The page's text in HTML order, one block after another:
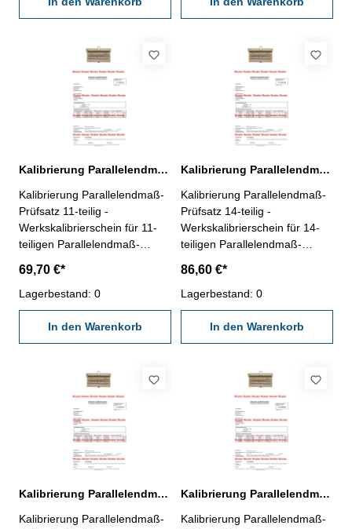
nach angegebenen
VDI/VDE/DGQ 2618 oder
Werksnormen
Kalibrierung Parallelendmaß-Prüfsatz 11-teilig für Mikrometer
Kalibrierung Parallelendmaß-
Prüfsatz 11-teilig -
Werkskalibrierschein für 11-
teiligen Parallelendmaß-
Spezialstahl (Artikel- Nr.
318.202) - erstellt durch ein
Kalibrierlabor- nach den
gültigen Vorschriften von
VDI/VDE/DGQ 2618 oder
Werksnormen
69,70 €*
Lagerbestand: 0
In den Warenkorb
Kalibrierung Parallelendmaß-Prüfsatz 14-teilig für Mikrometer
Kalibrierung Parallelendmaß-
Prüfsatz 14-teilig -
Werkskalibrierschein für 14-
teiligen Parallelendmaß-
Spezialstahl (Artikel- Nr.
318.203) - erstellt durch ein
Kalibrierlabor- nach den
gültigen Vorschriften von
VDI/VDE/DGQ 2618 oder
Werksnormen
86,60 €*
Lagerbestand: 0
In den Warenkorb
Kalibrierung Parallelendmaß-Prüfsatz 5-teilig für Mikrometer
Kalibrierung Parallelendmaß-
Kalibrierung Parallelendmaß-Prüfsatz 8-teilig für Mikrometer
Kalibrierung Parallelendmaß-